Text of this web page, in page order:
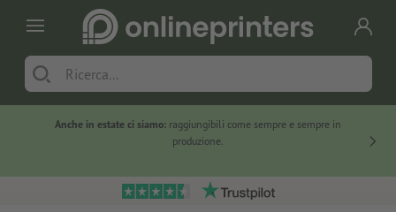
Anche in estate ci siamo: raggiungibili come sempre e sempre in
produzione.